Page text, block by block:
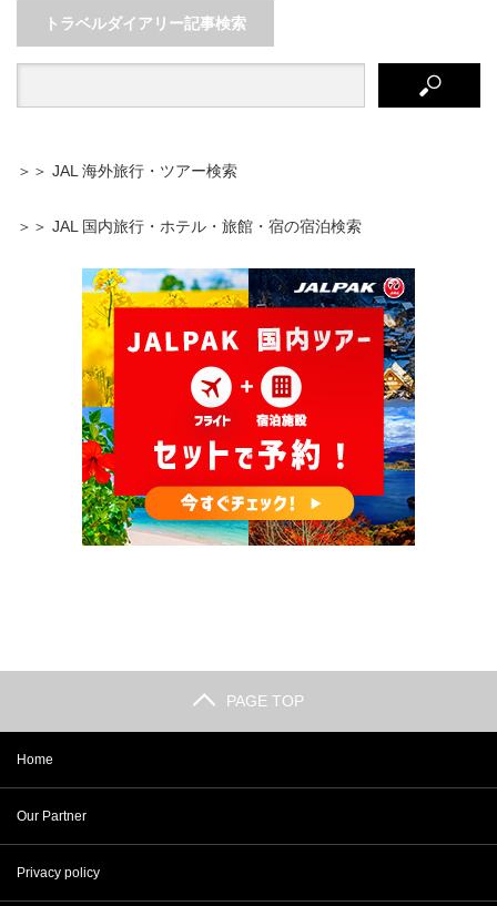
トラベルダイアリー記事検索
＞＞ JAL 海外旅行・ツアー検索
＞＞ JAL 国内旅行・ホテル・旅館・宿の宿泊検索
PAGE TOP
Home
Our Partner
Privacy policy